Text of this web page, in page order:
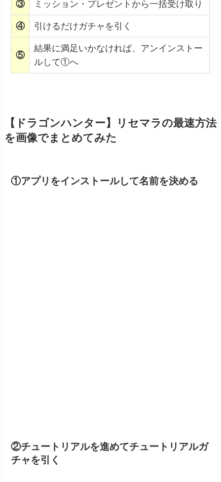
③ ミッション・プレゼントから一括受け取り
④ 引けるだけガチャを引く
⑤
結果に満足いかなければ、アンインストー
ルして①へ
【ドラゴンハンター】リセマラの最速方法
を画像でまとめてみた
①アプリをインストールして名前を決める
②チュートリアルを進めてチュートリアルガ
チャを引く